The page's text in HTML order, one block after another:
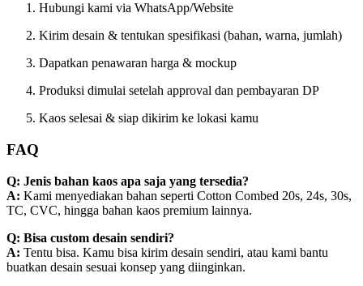
Hubungi kami via WhatsApp/Website
Kirim desain & tentukan spesifikasi (bahan, warna, jumlah)
Dapatkan penawaran harga & mockup
Produksi dimulai setelah approval dan pembayaran DP
Kaos selesai & siap dikirim ke lokasi kamu
FAQ
Q: Jenis bahan kaos apa saja yang tersedia?
A: Kami menyediakan bahan seperti Cotton Combed 20s, 24s, 30s,
TC, CVC, hingga bahan kaos premium lainnya.
Q: Bisa custom desain sendiri?
A: Tentu bisa. Kamu bisa kirim desain sendiri, atau kami bantu
buatkan desain sesuai konsep yang diinginkan.